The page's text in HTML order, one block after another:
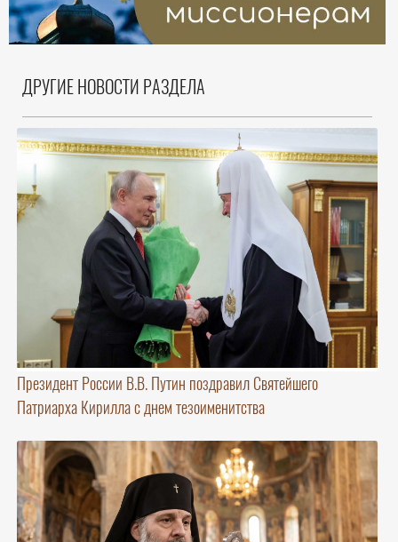
ДРУГИЕ НОВОСТИ РАЗДЕЛА
Президент России В.В. Путин поздравил Святейшего
Патриарха Кирилла с днем тезоименитства